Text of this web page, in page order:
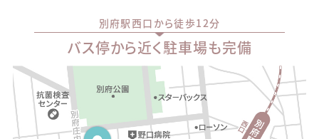
別府駅西口から徒歩12分
バス停から近く駐車場も完備